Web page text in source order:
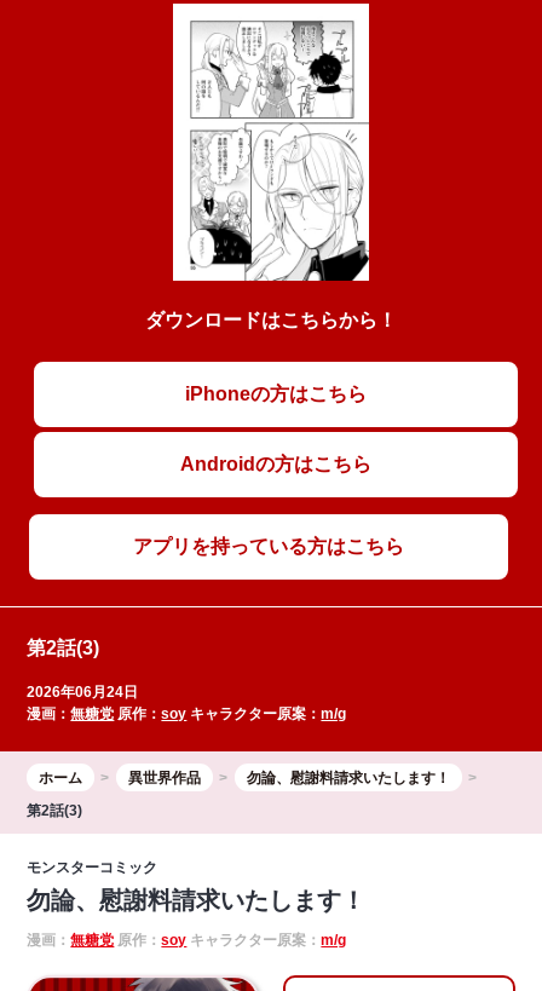
ダウンロードはこちらから！
iPhoneの方はこちら
Androidの方はこちら
アプリを持っている方はこちら
第2話(3)
2026年06月24日
漫画：無糖党 原作：soy キャラクター原案：m/g
ホーム 異世界作品
勿論、慰謝料請求いたします！
第2話(3)
モンスターコミック
勿論、慰謝料請求いたします！
漫画：無糖党 原作：soy キャラクター原案：m/g